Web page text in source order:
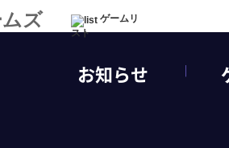
ゲームリ
スト
お知らせ